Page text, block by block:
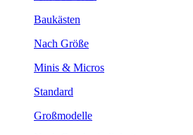
Baukästen
Nach Größe
Minis & Micros
Standard
Großmodelle